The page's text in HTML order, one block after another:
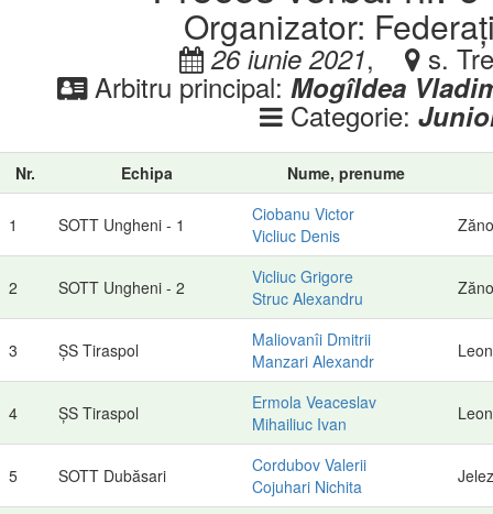
Organizator:
26 iunie 2021, s.
Arbitru principal: Mogîldea
Categorie:
Nr. Echipa Nume, prenume
1 SOTT Ungheni - 1
Ciobanu Victor
Vicliuc Denis
2 SOTT Ungheni - 2
Vicliuc Grigore
Struc Alexandru
3 ȘS Tiraspol
Maliovanîi Dmitrii
Manzari Alexandr
4 ȘS Tiraspol
Ermola Veaceslav
Mihailiuc Ivan
5 SOTT Dubăsari
Cordubov Valerii
Cojuhari Nichita